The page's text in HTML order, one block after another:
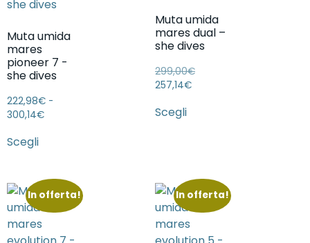
Muta umida
mares
pioneer 7 -
she dives
222,98€ -
300,14€
Scegli
Muta umida
mares dual –
she dives
299,00€
257,14€
Scegli
In offerta! In offerta!